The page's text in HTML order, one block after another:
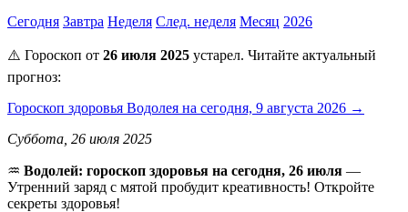
Сегодня Завтра Неделя След. неделя Месяц 2026
⚠️ Гороскоп от 26 июля 2025 устарел. Читайте актуальный
прогноз:
Гороскоп здоровья Водолея на сегодня, 9 августа 2026 →
Суббота, 26 июля 2025
♒️ Водолей: гороскоп здоровья на сегодня, 26 июля —
Утренний заряд с мятой пробудит креативность! Откройте
секреты здоровья!